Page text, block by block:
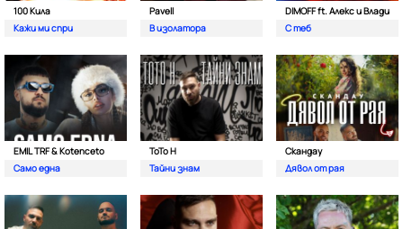
100 Кила
Кажи ми спри
Pavell
В изолатора
DIMOFF ft. Алекс и Влади
С теб
EMIL TRF & Kotenceto
Само една
ТоТо Н
Тайни знам
Скандау
Дявол от рая